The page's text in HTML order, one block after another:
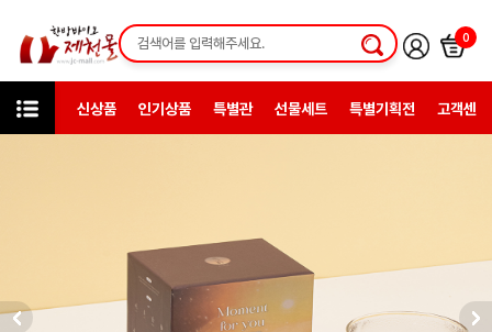
0
신상품 인기상품 특별관 선물세트 특별기획전 고객센터